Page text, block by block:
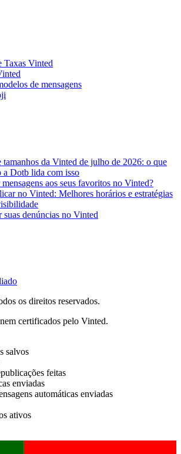
Taxas Vinted
de mensagens
tamanhos da Vinted de julho de 2026: o que
a Dotb lida com isso
aos seus favoritos no Vinted?
no Vinted: Melhores horários e estratégias
denúncias no Vinted
os direitos reservados.
certificados pelo Vinted.
salvos
feitas
enviadas
automáticas enviadas
ativos